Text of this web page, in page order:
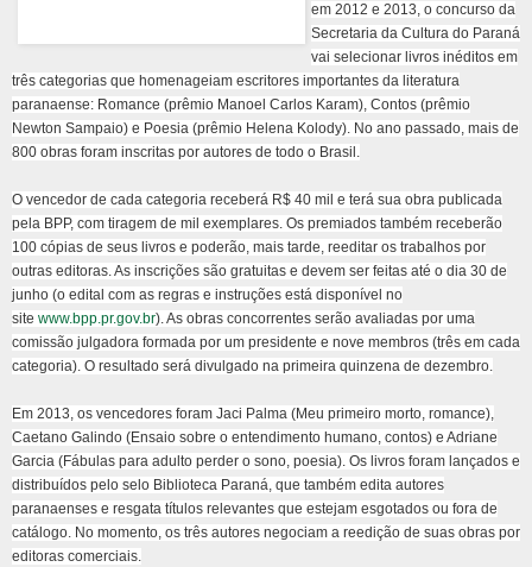
em 2012 e 2013, o concurso da
Secretaria da Cultura do Paraná
vai selecionar livros inéditos em
três categorias que homenageiam escritores importantes da literatura
paranaense: Romance (prêmio Manoel Carlos Karam), Contos (prêmio
Newton Sampaio) e Poesia (prêmio Helena Kolody). No ano passado, mais de
800 obras foram inscritas por autores de todo o Brasil.
O vencedor de cada categoria receberá R$ 40 mil e terá sua obra publicada
pela BPP, com tiragem de mil exemplares. Os premiados também receberão
100 cópias de seus livros e poderão, mais tarde, reeditar os trabalhos por
outras editoras. As inscrições são gratuitas e devem ser feitas até o dia 30 de
junho (o edital com as regras e instruções está disponível no
site www.bpp.pr.gov.br). As obras concorrentes serão avaliadas por uma
comissão julgadora formada por um presidente e nove membros (três em cada
categoria). O resultado será divulgado na primeira quinzena de dezembro.
Em 2013, os vencedores foram Jaci Palma (Meu primeiro morto, romance),
Caetano Galindo (Ensaio sobre o entendimento humano, contos) e Adriane
Garcia (Fábulas para adulto perder o sono, poesia). Os livros foram lançados e
distribuídos pelo selo Biblioteca Paraná, que também edita autores
paranaenses e resgata títulos relevantes que estejam esgotados ou fora de
catálogo. No momento, os três autores negociam a reedição de suas obras por
editoras comerciais.